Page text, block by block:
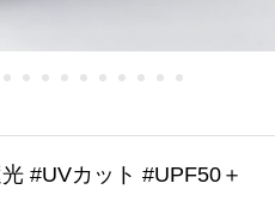
#UVカット #UPF50＋